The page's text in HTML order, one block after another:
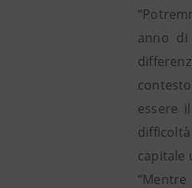
anno
essere
capitale